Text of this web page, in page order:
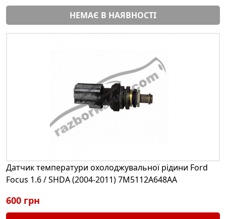
НЕМАЄ В НАЯВНОСТІ
Датчик температури охолоджувальної рідини Ford
Focus 1.6 / SHDA (2004-2011) 7M5112A648AA
600 грн